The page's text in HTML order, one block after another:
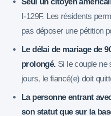
I-129F. Les résidents
pas déposer une pétition
Le délai de mariage de
prolongé. Si le couple ne
jours, le fiancé(e) doit
La personne entrant
son statut que sur la